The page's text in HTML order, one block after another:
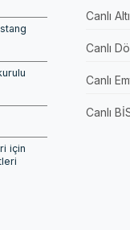
için
Canlı
Canlı
Canlı
Canlı